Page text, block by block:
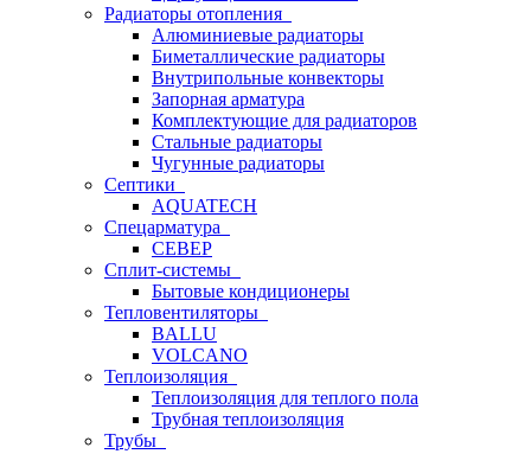
Радиаторы отопления
Алюминиевые радиаторы
Биметаллические радиаторы
Внутрипольные конвекторы
Запорная арматура
Комплектующие для радиаторов
Стальные радиаторы
Чугунные радиаторы
Септики
AQUATECH
Спецарматура
СЕВЕР
Сплит-системы
Бытовые кондиционеры
Тепловентиляторы
BALLU
VOLCANO
Теплоизоляция
Теплоизоляция для теплого пола
Трубная теплоизоляция
Трубы